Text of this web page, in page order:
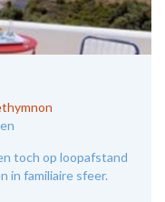
toch op loopafstand
in familiaire sfeer.